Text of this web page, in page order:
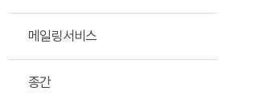
메일링서비스
종간